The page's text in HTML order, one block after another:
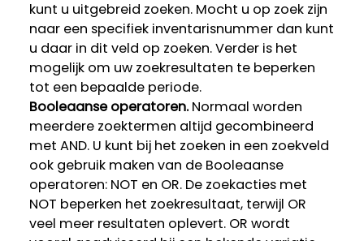
kunt u uitgebreid zoeken. Mocht u op zoek zijn
naar een specifiek inventarisnummer dan kunt
u daar in dit veld op zoeken. Verder is het
mogelijk om uw zoekresultaten te beperken
tot een bepaalde periode.
Booleaanse operatoren.Normaal worden
meerdere zoektermen altijd gecombineerd
met AND. U kunt bij het zoeken in een zoekveld
ook gebruik maken van de Booleaanse
operatoren: NOT en OR. De zoekacties met
NOT beperken het zoekresultaat, terwijl OR
veel meer resultaten oplevert. OR wordt